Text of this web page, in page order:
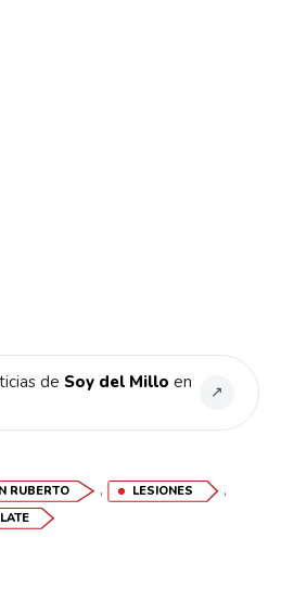
de Soy del Millo en
↗
RUBERTO , LESIONES ,